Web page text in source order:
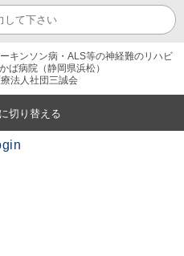
キンソン病・ALS等の神経難のリハビ
ば病院（静岡県浜松）
法人社団三誠会
切り替える